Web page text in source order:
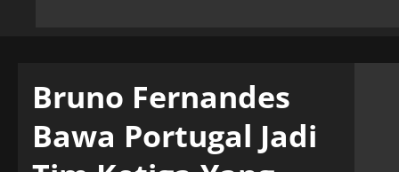
Bruno Fernandes
Bawa Portugal Jadi